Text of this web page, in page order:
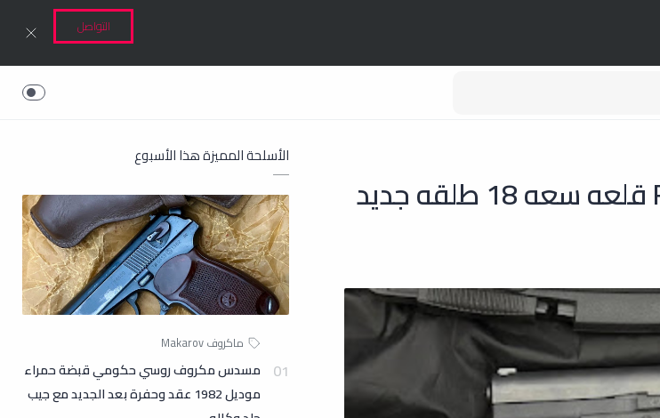
التواصل
مسدس كاركال اماراتي F قلعه سعه 18 طلقه جديد
الأسلحة المميزة هذا الأسبوع
مسدس مكروف روسي حكومي قبضة حمراء
موديل 1982 عقد وحفرة بعد الجديد مع جيب